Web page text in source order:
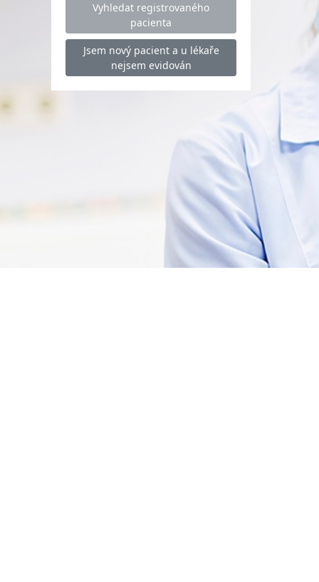
Vyhledat registrovaného
pacienta
Jsem nový pacient a u lékaře
nejsem evidován